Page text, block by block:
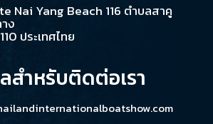
Nai Yang Beach 116 ตำบลสาคู
ง
ประเทศไทย
สำหรับติดต่อเรา